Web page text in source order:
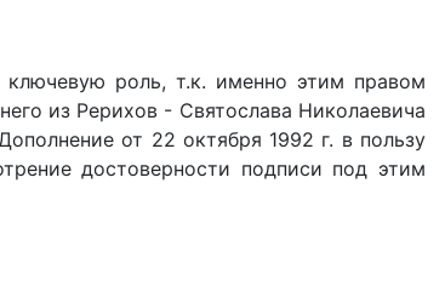
роль, т.к. именно этим правом
из Рерихов - Святослава Николаевича
от 22 октября 1992 г. в пользу
достоверности подписи под этим